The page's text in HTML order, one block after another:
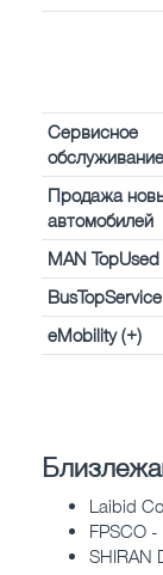
Сервисное
обслуживание
Продажа
автомобилей
MAN TopUsed
BusTopService
eMobility (+)
Laibid
FPSCO
SHIRAN